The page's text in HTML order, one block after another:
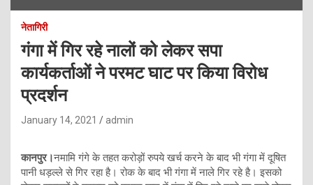
नेतागिरी
गंगा में गिर रहे नालों को लेकर सपा
कार्यकर्ताओं ने परमट घाट पर किया विरोध
प्रदर्शन
January 14, 2021 admin
कानपुर।नमामि गंगे के तहत करोड़ों रुपये खर्च करने के बाद भी गंगा में दूषित
पानी धड़ल्ले से गिर रहा है। रोक के बाद भी गंगा में नाले गिर रहे है। इसको